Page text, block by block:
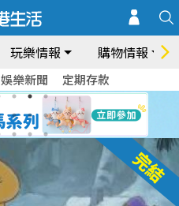
玩樂情報 購物情報
娛樂新聞 定期存款